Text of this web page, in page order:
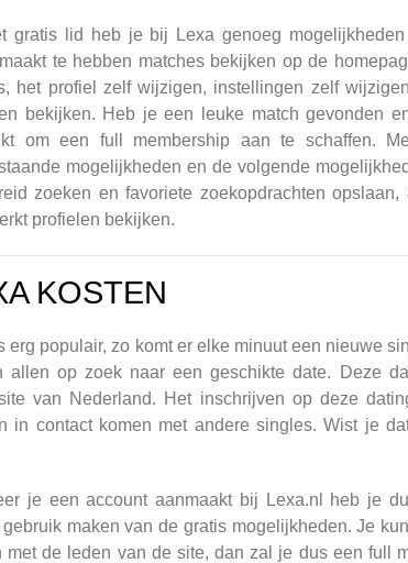
gratis lid heb je bij Lexa genoeg
te hebben matches bekijken op de
het profiel zelf wijzigen, instellingen zelf
bekijken. Heb je een leuke match gevonden
om een full membership aan te schaffen.
mogelijkheden en de volgende
zoeken en favoriete zoekopdrachten
profielen bekijken.
KOSTEN
erg populair, zo komt er elke minuut een nieuwe
allen op zoek naar een geschikte date. Deze
van Nederland. Het inschrijven op deze
in contact komen met andere singles. Wist je
je een account aanmaakt bij Lexa.nl heb je
maken van de gratis mogelijkheden. Je
met de leden van de site, dan zal je dus een full